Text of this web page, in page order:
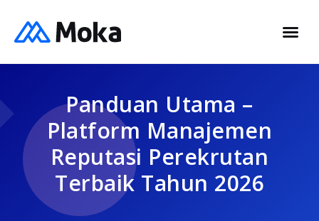
Panduan Utama –
Platform Manajemen
Reputasi Perekrutan
Terbaik Tahun 2026